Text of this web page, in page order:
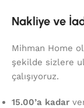
Nakliye ve
Mihman Home
şekilde sizlere
çalışıyoruz.
15.00’a kadar